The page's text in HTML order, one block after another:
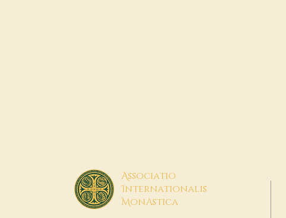
Associatio
Internationalis
MonAstica